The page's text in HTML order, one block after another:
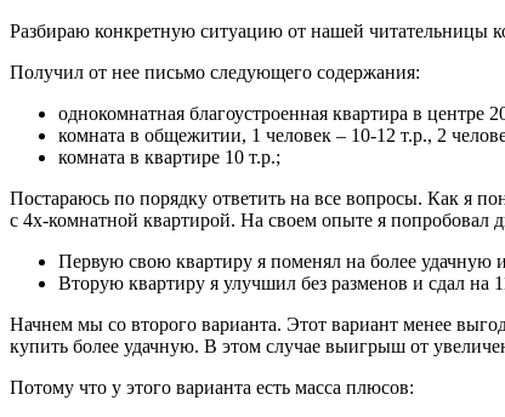
Разбираю конкретную ситуацию от нашей читательницы
Получил от нее письмо следующего содержания:
однокомнатная благоустроенная квартира в центре
комната в общежитии, 1 человек – 10-12 т.р., 2
комната в квартире 10 т.р.;
Постараюсь по порядку ответить на все вопросы. Как я
с 4х-комнатной квартирой. На своем опыте я попробовал
Первую свою квартиру я поменял на более удачную
Вторую квартиру я улучшил без разменов и сдал на
Начнем мы со второго варианта. Этот вариант менее
купить более удачную. В этом случае выигрыш от
Потому что у этого варианта есть масса плюсов: